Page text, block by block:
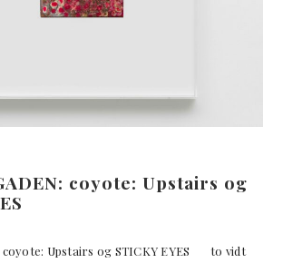
coyote: Upstairs og
coyote: Upstairs og STICKY EYES to vidt